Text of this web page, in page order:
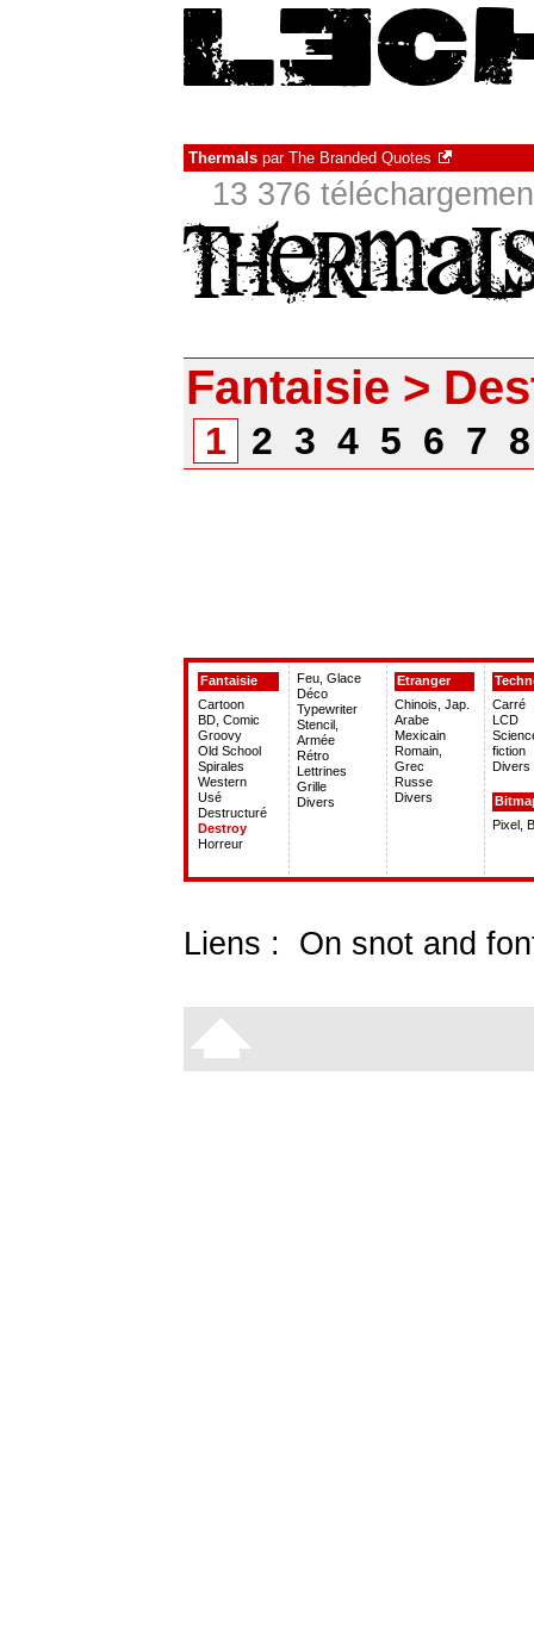
Thermals par The Branded Quotes
13 376
Fantaisie >
1 2 3 4 5 6 7
Fantaisie
Cartoon
BD, Comic
Groovy
Old School
Spirales
Western
Usé
Destructuré
Destroy
Horreur
Feu, Glace
Déco
Typewriter
Stencil,
Armée
Rétro
Lettrines
Grille
Divers
Etranger
Chinois, Jap.
Arabe
Mexicain
Romain,
Grec
Russe
Divers
Carré
LCD
fiction
Divers
Pixel,
Liens : On snot and